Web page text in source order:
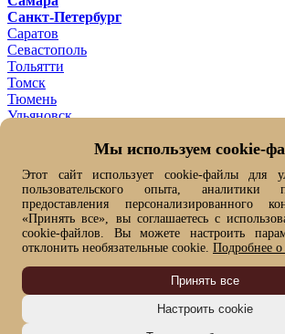
Санкт-Петербург
Саратов
Севастополь
Тольятти
Томск
Тюмень
Ульяновск
Ярославль
Ваш город -Омск ?
Да Нет, выбрать другой
От выбранного города зависит цена
Быстрый заказ
Имя*
Фамилия
Номер телефона*
обработку моих
Мы используем cookie-
Этот сайт использует cookie-файлы для
пользовательского опыта, аналитики
предоставления персонализированного
«Принять все», вы соглашаетесь с
cookie-файлов. Вы можете настроить
отклонить необязательные cookie. Подробнее
Принять все
Настроить cookie